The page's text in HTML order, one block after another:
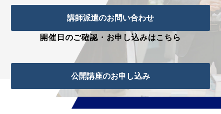
講師派遣のお問い合わせ
開催日のご確認・お申し込みはこちら
公開講座のお申し込み